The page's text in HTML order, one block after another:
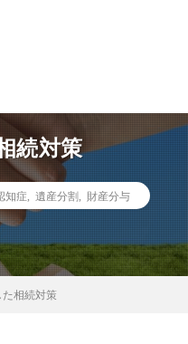
続対策
知症 遺産分割 財産分与
た相続対策